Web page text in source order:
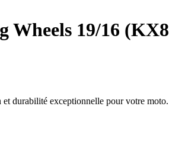
19/16
durabilité exceptionnelle pour votre moto.